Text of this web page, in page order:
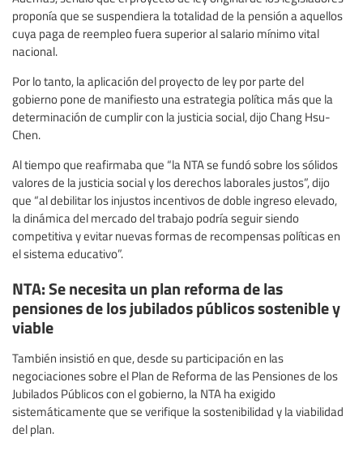
proponía que se suspendiera la totalidad de la pensión a aquellos
cuya paga de reempleo fuera superior al salario mínimo vital
nacional.
Por lo tanto, la aplicación del proyecto de ley por parte del
gobierno pone de manifiesto una estrategia política más que la
determinación de cumplir con la justicia social, dijo Chang Hsu-
Chen.
Al tiempo que reafirmaba que “la NTA se fundó sobre los sólidos
valores de la justicia social y los derechos laborales justos”, dijo
que “al debilitar los injustos incentivos de doble ingreso elevado,
la dinámica del mercado del trabajo podría seguir siendo
competitiva y evitar nuevas formas de recompensas políticas en
el sistema educativo”.
NTA: Se necesita un plan reforma de las
pensiones de los jubilados públicos sostenible y
viable
También insistió en que, desde su participación en las
negociaciones sobre el Plan de Reforma de las Pensiones de los
Jubilados Públicos con el gobierno, la NTA ha exigido
sistemáticamente que se verifique la sostenibilidad y la viabilidad
del plan.